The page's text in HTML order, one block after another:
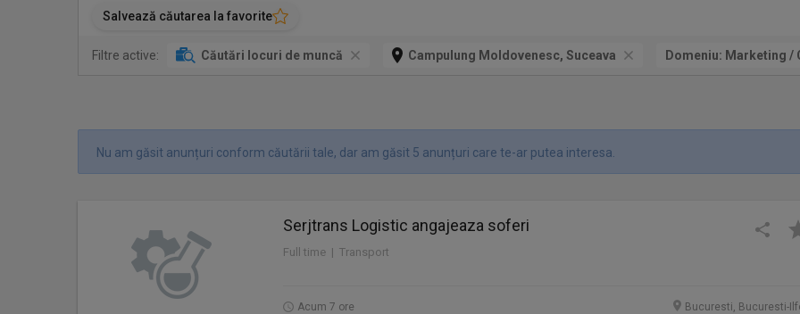
Salvează căutarea la favorite
Filtre active: Căutări locuri de muncă Campulung Moldovenesc, Suceava Domeniu: Marketing /
Nu am găsit anunțuri conform căutării tale, dar am găsit 5 anunțuri care te-ar putea interesa.
Serjtrans Logistic angajeaza soferi
Full time | Transport
Acum 7 ore Bucuresti, Bucuresti-